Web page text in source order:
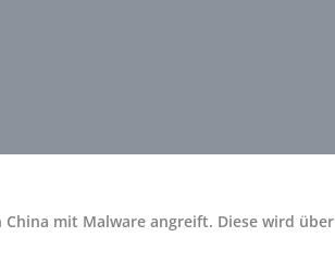
China mit Malware angreift. Diese wird über